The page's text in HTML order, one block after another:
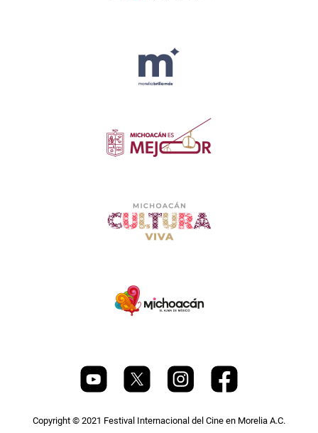
Copyright © 2021 Festival Internacional del Cine en Morelia A.C.